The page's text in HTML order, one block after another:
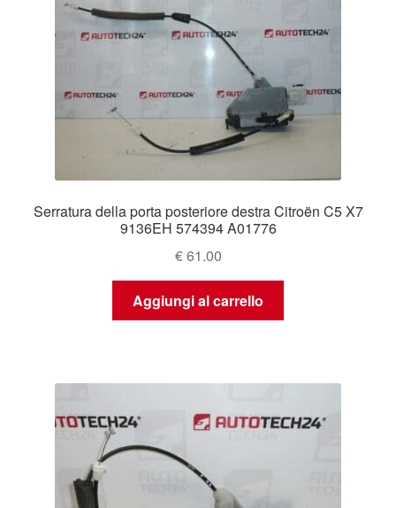
Serratura della porta posteriore destra Citroën C5 X7
9136EH 574394 A01776
€61.00
Aggiungi al carrello